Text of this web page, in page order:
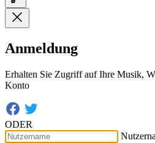
Anmeldung
Erhalten Sie Zugriff auf Ihre Musik,
Konto
ODER